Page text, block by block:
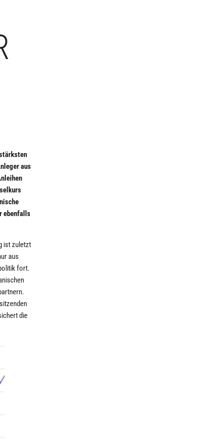
aus
ebenfalls
ist zuletzt
aus
fort.
die